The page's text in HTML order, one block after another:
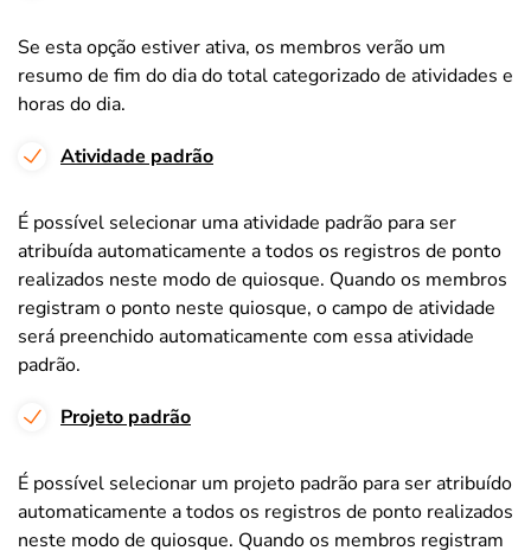
Se esta opção estiver ativa, os membros verão um
resumo de fim do dia do total categorizado de atividades e
horas do dia.
Atividade padrão
É possível selecionar uma atividade padrão para ser
atribuída automaticamente a todos os registros de ponto
realizados neste modo de quiosque. Quando os membros
registram o ponto neste quiosque, o campo de atividade
será preenchido automaticamente com essa atividade
padrão.
Projeto padrão
É possível selecionar um projeto padrão para ser atribuído
automaticamente a todos os registros de ponto realizados
neste modo de quiosque. Quando os membros registram